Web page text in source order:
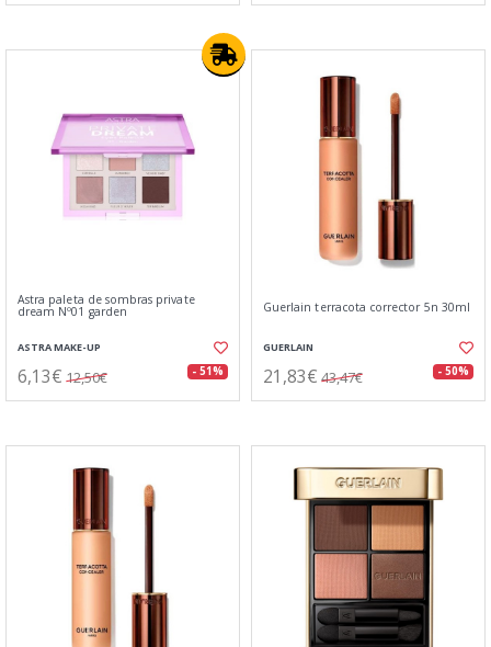
Astra paleta de sombras private
dream Nº01 garden
ASTRA MAKE-UP
6,13€ 12,50€ - 51%
Guerlain terracota corrector 5n 30ml
GUERLAIN
21,83€ 43,47€ - 50%